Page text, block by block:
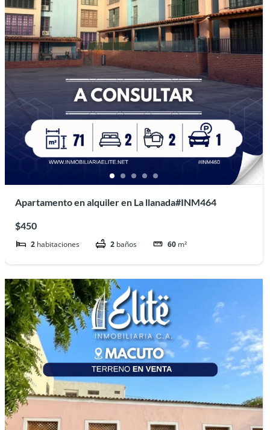
Apartamento en alquiler en La llanada#INM464
$450
2 habitaciones 2 baños 60 m²